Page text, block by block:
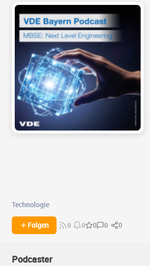
Technologie
Folgen 0 0 0 0 0
Podcaster